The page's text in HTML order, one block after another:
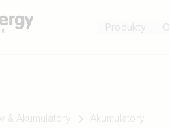
Produkty
& Akumulatory Akumulatory